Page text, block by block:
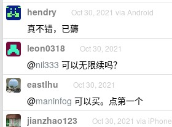
hendry Oct 30, 2021 via Android
真不错，已薅
leon0318 Oct 30, 2021
@nil333 可以无限续吗？
eastlhu Oct 30, 2021
@maninfog 可以买。点第一个
jianzhao123 Oct 30, 2021 via iPhone